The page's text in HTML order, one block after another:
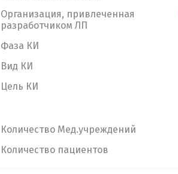
Организация, привлеченная
разработчиком ЛП
Фаза КИ
Вид КИ
Цель КИ
Количество Мед.учреждений
Количество пациентов